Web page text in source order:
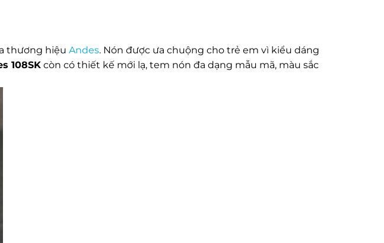
thương hiệu Andes. Nón được ưa chuộng cho trẻ em vì kiểu dáng
108SK còn có thiết kế mới lạ, tem nón đa dạng mẫu mã, màu sắc